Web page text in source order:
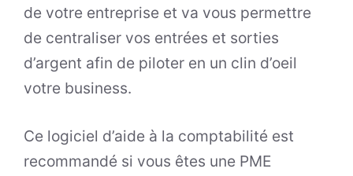
de votre entreprise et va vous permettre
de centraliser vos entrées et sorties
d’argent afin de piloter en un clin d’oeil
votre business.
Ce logiciel d’aide à la comptabilité est
recommandé si vous êtes une PME